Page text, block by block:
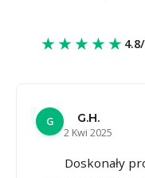
★★★★★
G
G.H.
2 Kwi 2025
Doskonały